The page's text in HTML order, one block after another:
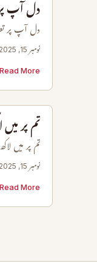
دل آپ
دل آپ پر
نومبر 15, 2025
Read More →
تم پر
تم پر میں
نومبر 15, 2025
Read More →